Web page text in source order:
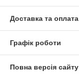
Доставка та оплата
Графік роботи
Повна версія сайту